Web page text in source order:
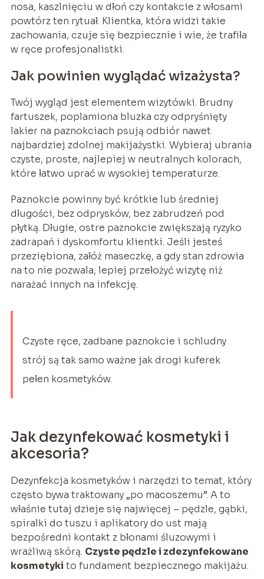
nosa, kaszlnięciu w dłoń czy kontakcie z włosami
powtórz ten rytuał. Klientka, która widzi takie
zachowania, czuje się bezpiecznie i wie, że trafiła
w ręce profesjonalistki.
Jak powinien wyglądać wizażysta?
Twój wygląd jest elementem wizytówki. Brudny
fartuszek, poplamiona bluzka czy odpryśnięty
lakier na paznokciach psują odbiór nawet
najbardziej zdolnej makijażystki. Wybieraj ubrania
czyste, proste, najlepiej w neutralnych kolorach,
które łatwo uprać w wysokiej temperaturze.
Paznokcie powinny być krótkie lub średniej
długości, bez odprysków, bez zabrudzeń pod
płytką. Długie, ostre paznokcie zwiększają ryzyko
zadrapań i dyskomfortu klientki. Jeśli jesteś
przeziębiona, załóż maseczkę, a gdy stan zdrowia
na to nie pozwala, lepiej przełożyć wizytę niż
narażać innych na infekcję.
Czyste ręce, zadbane paznokcie i schludny
strój są tak samo ważne jak drogi kuferek
pełen kosmetyków.
Jak dezynfekować kosmetyki i
akcesoria?
Dezynfekcja kosmetyków i narzędzi to temat, który
często bywa traktowany „po macoszemu”. A to
właśnie tutaj dzieje się najwięcej – pędzle, gąbki,
spiralki do tuszu i aplikatory do ust mają
bezpośredni kontakt z błonami śluzowymi i
wrażliwą skórą. Czyste pędzle i zdezynfekowane
kosmetyki to fundament bezpiecznego makijażu.